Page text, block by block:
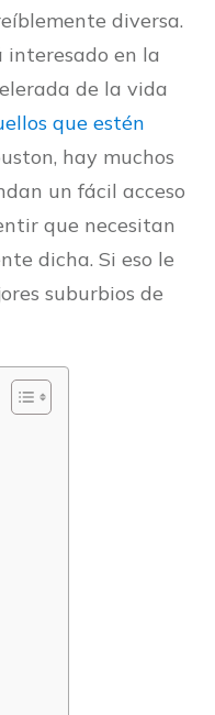
diversa.
interesado en la
de la vida
que estén
hay muchos
un fácil acceso
que necesitan
dicha. Si eso le
suburbios de